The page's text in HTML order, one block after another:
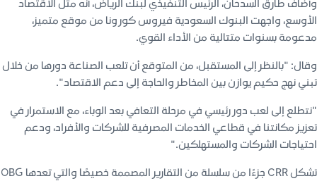
وأضاف طارق السدحان، الرئيس التنفيذي لبنك الرياض، أنه مثل الاقتصاد
الأوسع، واجهت البنوك السعودية فيروس كورونا من موقع متميز،
مدعومة بسنوات متتالية من الأداء القوي.
وقال: "بالنظر إلى المستقبل، من المتوقع أن تلعب الصناعة دورها من خلال
تبني نهج حكيم يوازن بين المخاطر والحاجة إلى دعم الاقتصاد".
"نتطلع إلى لعب دور رئيسي في مرحلة التعافي بعد الوباء، مع الاستمرار في
تعزيز مكانتنا في قطاعي الخدمات المصرفية للشركات والأفراد، ودعم
احتياجات الشركات والمستهلكين."
تشكل CRR جزءًا من سلسلة من التقارير المصممة خصيصًا والتي تعدها OBG